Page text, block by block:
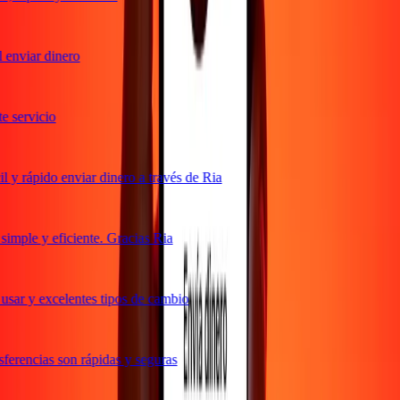
dinero
rápido enviar dinero a través de Ria
y eficiente. Gracias Ria
y excelentes tipos de cambio
son rápidas y seguras